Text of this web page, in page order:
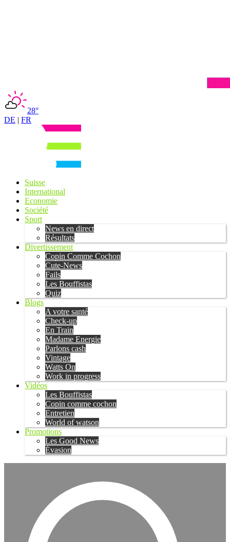
28°
DE | FR
Suisse
International
Economie
Société
Sport
News en direct
Résultats
Divertissement
Copin Comme Cochon
Cute-News
Fails
Les Bouffistas
Quiz
Blogs
A votre santé
Check-up
En Train
Madame Energie
Parlons cash
Vintage
Watts On
Work in progress
Vidéos
Les Bouffistas
Copin comme cochon
Entretien
World of watson
Promotions
Les Good News
Évasion